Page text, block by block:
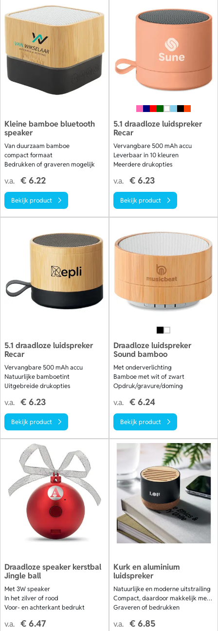
Kleine bamboe bluetooth
speaker
Van duurzaam bamboe
compact formaat
Bedrukken of graveren mogelijk
v.a. € 6.22
Bekijk product
5.1 draadloze luidspreker
Recar
Vervangbare 500 mAh accu
Leverbaar in 10 kleuren
Meerdere drukopties
v.a. € 6.23
Bekijk product
5.1 draadloze luidspreker
Recar
Vervangbare 500 mAh accu
Natuurlijke bamboetint
Uitgebreide drukopties
v.a. € 6.23
Bekijk product
Draadloze luidspreker
Sound bamboo
Met onderverlichting
Bamboe met wit of zwart
Opdruk/gravure/doming
v.a. € 6.24
Bekijk product
Draadloze speaker kerstbal
Jingle ball
Met 3W speaker
In het zilver of rood
Voor- en achterkant bedrukt
v.a. € 6.47
Kurk en aluminium
luidspreker
Natuurlijke en moderne uitstrailing
Compact, daardoor makkelijk mee te nemen
Graveren of bedrukken
v.a. € 6.85